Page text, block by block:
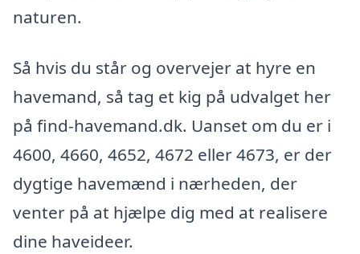
naturen.
Så hvis du står og overvejer at hyre en
havemand, så tag et kig på udvalget her
på find-havemand.dk. Uanset om du er i
4600, 4660, 4652, 4672 eller 4673, er der
dygtige havemænd i nærheden, der
venter på at hjælpe dig med at realisere
dine haveideer.